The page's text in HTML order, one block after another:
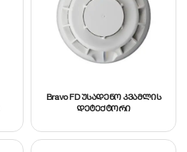
Bravo FD უსადენო კვამლის
დეტექტორი